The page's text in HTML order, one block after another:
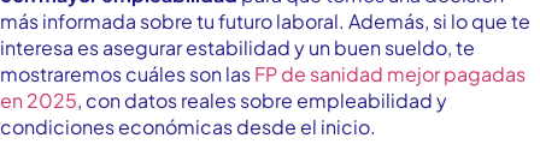
más informada sobre tu futuro laboral. Además, si lo que te
interesa es asegurar estabilidad y un buen sueldo, te
mostraremos cuáles son lasFP de sanidad mejor pagadas
en 2025, con datos reales sobre empleabilidad y
condiciones económicas desde el inicio.